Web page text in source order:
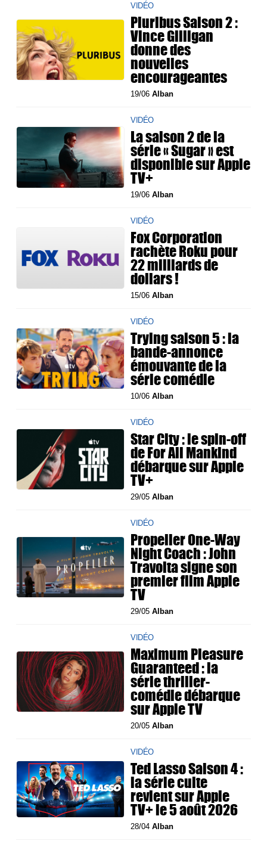
VIDÉO
Pluribus Saison 2 :
Vince Gilligan
donne des
nouvelles
encourageantes
19/06Alban
VIDÉO
La saison 2 de la
série « Sugar » est
disponible sur Apple
TV+
19/06Alban
VIDÉO
Fox Corporation
rachète Roku pour
22 milliards de
dollars !
15/06Alban
VIDÉO
Trying saison 5 : la
bande-annonce
émouvante de la
série comédie
10/06Alban
VIDÉO
Star City : le spin-off
de For All Mankind
débarque sur Apple
TV+
29/05Alban
VIDÉO
Propeller One-Way
Night Coach : John
Travolta signe son
premier film Apple
TV
29/05Alban
VIDÉO
Maximum Pleasure
Guaranteed : la
série thriller-
comédie débarque
sur Apple TV
20/05Alban
VIDÉO
Ted Lasso Saison 4 :
la série culte
revient sur Apple
TV+ le 5 août 2026
28/04Alban